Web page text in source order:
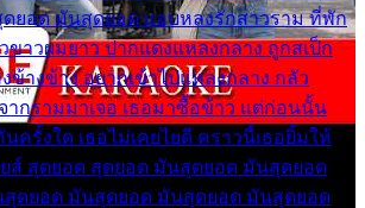
ยอด มันสุดยอด แอบหลงรักสาวราม ที่พัก
ขาวผมยาว ปากแดงแหลงกลาง ถูกสเป็ก
ข้างข้าง อยากเข้าไปแหลงกลาง กลัว
ากรามมาเจอ เธอมาซื้อข้าว แต่ก่อนนั้น
นครั้งใด เธอไม่เคยไยดี คราวนี้เธอยิ้มให้
ส์ สุดยอด สุดยอด มันสุดยอด มันสุดยอด
ดยอด มันสุดยอด มันสุดยอด มันสุดยอด